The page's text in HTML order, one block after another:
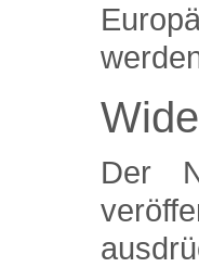
Der